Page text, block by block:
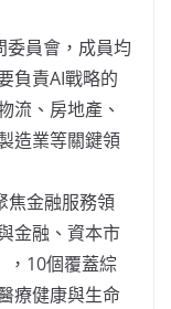
委員會，成員均
負責AI戰略的
流、房地產、
造業等關鍵領
焦金融服務領
金融、資本市
，10個覆蓋綜
療健康與生命